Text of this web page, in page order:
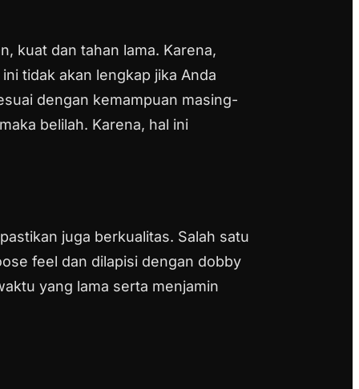
kuat dan tahan lama. Karena,
tidak akan lengkap jika Anda
dengan kemampuan masing-
belilah. Karena, hal ini
juga berkualitas. Salah satu
feel dan dilapisi dengan dobby
yang lama serta menjamin